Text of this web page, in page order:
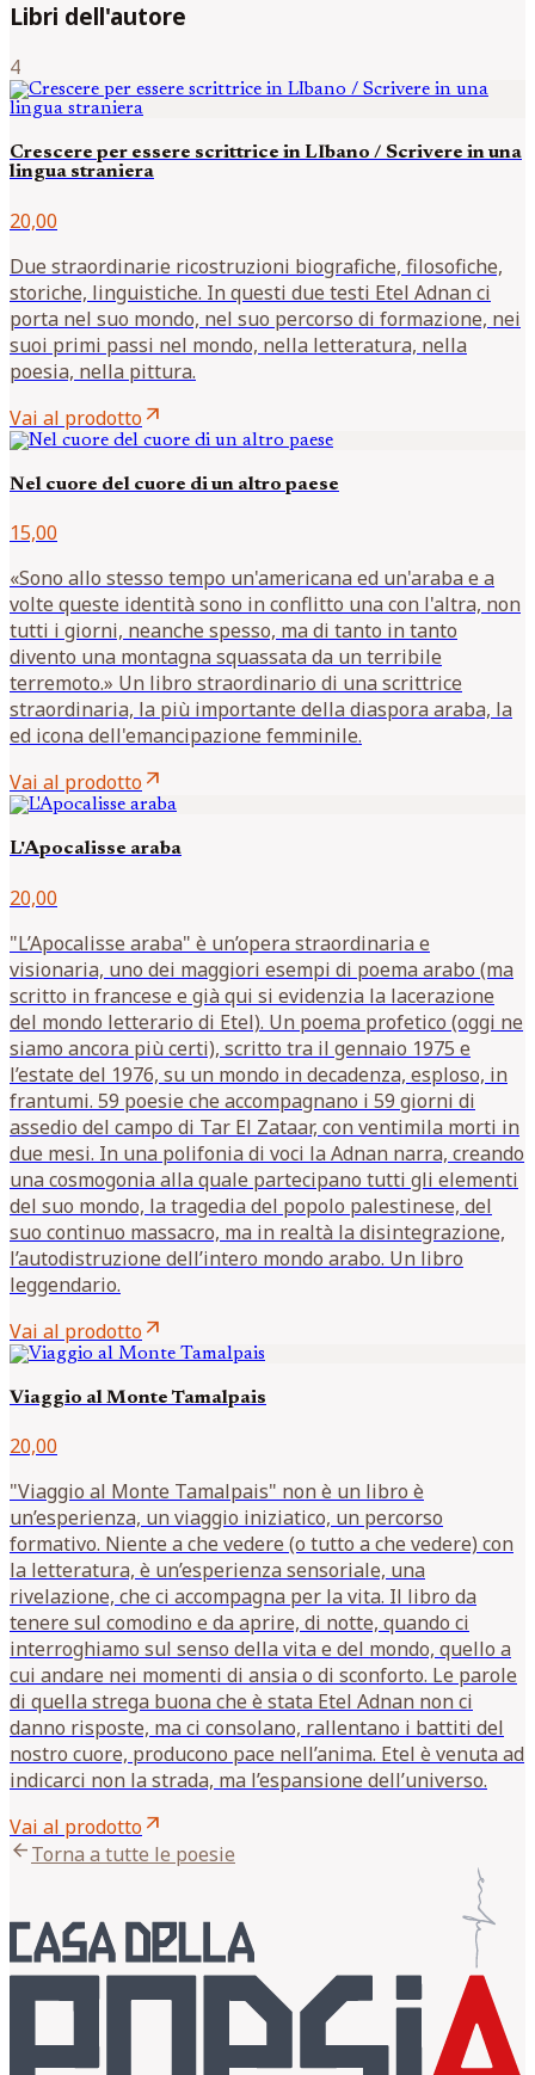
Libri dell'autore
4
Crescere per essere scrittrice in LIbano / Scrivere in una
lingua straniera
20,00
Due straordinarie ricostruzioni biografiche, filosofiche,
storiche, linguistiche. In questi due testi Etel Adnan ci
porta nel suo mondo, nel suo percorso di formazione, nei
suoi primi passi nel mondo, nella letteratura, nella
poesia, nella pittura.
Vai al prodottoarrow_outward
Nel cuore del cuore di un altro paese
15,00
«Sono allo stesso tempo un'americana ed un'araba e a
volte queste identità sono in conflitto una con l'altra, non
tutti i giorni, neanche spesso, ma di tanto in tanto
divento una montagna squassata da un terribile
terremoto.» Un libro straordinario di una scrittrice
straordinaria, la più importante della diaspora araba, la
ed icona dell'emancipazione femminile.
Vai al prodottoarrow_outward
L'Apocalisse araba
20,00
"L’Apocalisse araba" è un’opera straordinaria e
visionaria, uno dei maggiori esempi di poema arabo (ma
scritto in francese e già qui si evidenzia la lacerazione
del mondo letterario di Etel). Un poema profetico (oggi ne
siamo ancora più certi), scritto tra il gennaio 1975 e
l’estate del 1976, su un mondo in decadenza, esploso, in
frantumi. 59 poesie che accompagnano i 59 giorni di
assedio del campo di Tar El Zataar, con ventimila morti in
due mesi. In una polifonia di voci la Adnan narra, creando
una cosmogonia alla quale partecipano tutti gli elementi
del suo mondo, la tragedia del popolo palestinese, del
suo continuo massacro, ma in realtà la disintegrazione,
l’autodistruzione dell’intero mondo arabo. Un libro
leggendario.
Vai al prodottoarrow_outward
Viaggio al Monte Tamalpais
20,00
"Viaggio al Monte Tamalpais" non è un libro è
un’esperienza, un viaggio iniziatico, un percorso
formativo. Niente a che vedere (o tutto a che vedere) con
la letteratura, è un’esperienza sensoriale, una
rivelazione, che ci accompagna per la vita. Il libro da
tenere sul comodino e da aprire, di notte, quando ci
interroghiamo sul senso della vita e del mondo, quello a
cui andare nei momenti di ansia o di sconforto. Le parole
di quella strega buona che è stata Etel Adnan non ci
danno risposte, ma ci consolano, rallentano i battiti del
nostro cuore, producono pace nell’anima. Etel è venuta ad
indicarci non la strada, ma l’espansione dell’universo.
Vai al prodottoarrow_outward
arrow_backTorna a tutte le poesie